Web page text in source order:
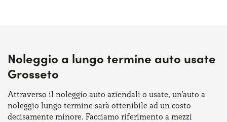
Noleggio a lungo termine auto usate
Grosseto
Attraverso il noleggio auto aziendali o usate, un’auto a
noleggio lungo termine sarà ottenibile ad un costo
decisamente minore. Facciamo riferimento a mezzi